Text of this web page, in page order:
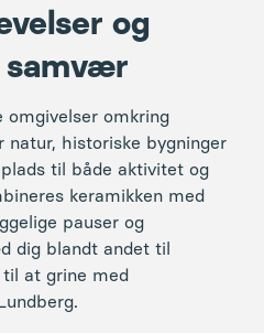
og
omgivelser omkring
natur, historiske bygninger
til både aktivitet og
keramikken med
pauser og
dig blandt andet til
til at grine med